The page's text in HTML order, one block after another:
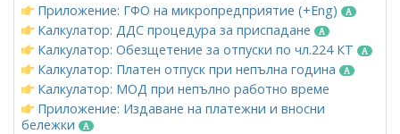
Приложение: ГФО на микропредприятие (+Eng)
Калкулатор: ДДС процедура за приспадане
Калкулатор: Обезщетение за отпуски по чл.224 КТ
Калкулатор: Платен отпуск при непълна година
Калкулатор: МОД при непълно работно време
Приложение: Издаване на платежни и вносни
бележки